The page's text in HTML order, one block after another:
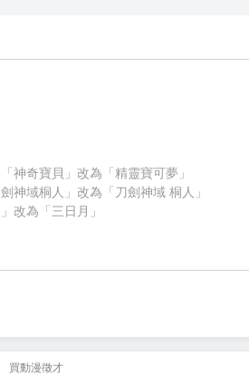
神奇寶貝」改為「精靈寶可夢」
神域桐人」改為「刀劍神域 桐人」
改為「三日月」
買動漫徵才